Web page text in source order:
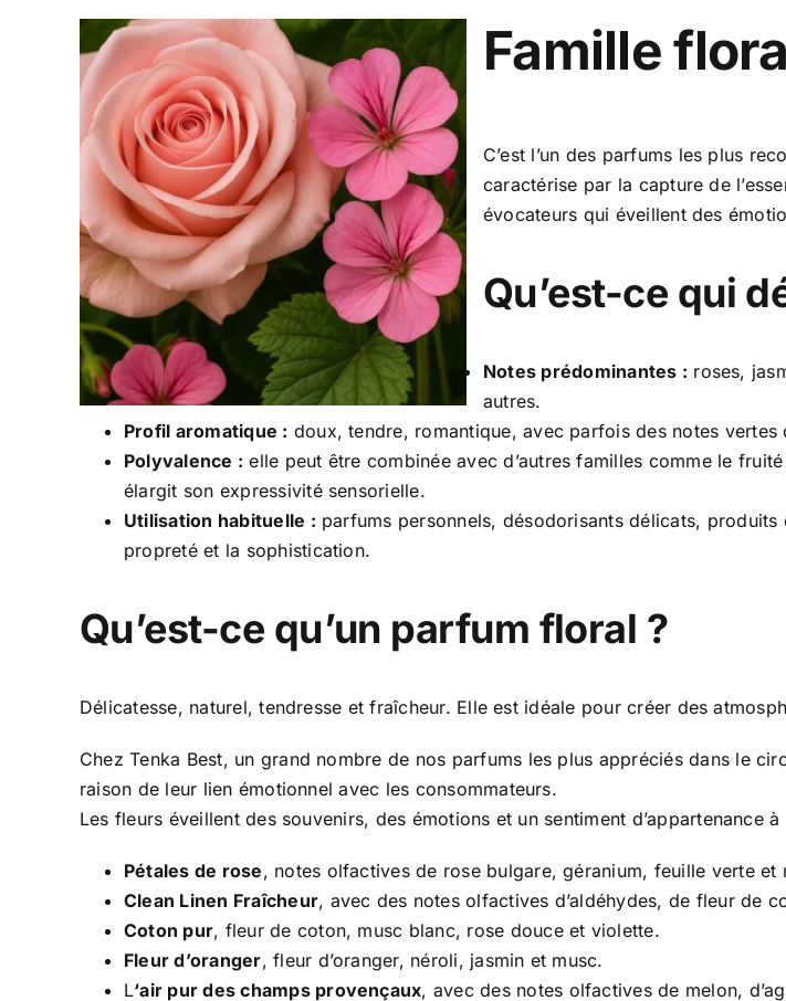
Famille
C’est l’un des parfums les plus
caractérise par la capture de
évocateurs qui éveillent des
Qu’est-ce qui
Notes prédominantes : roses,
autres.
Profil aromatique : doux, tendre, romantique, avec parfois des notes vertes
Polyvalence : elle peut être combinée avec d’autres familles comme le
élargit son expressivité sensorielle.
Utilisation habituelle : parfums personnels, désodorisants délicats,
propreté et la sophistication.
Qu’est-ce qu’un parfum floral ?
Délicatesse, naturel, tendresse et fraîcheur. Elle est idéale pour créer des
Chez Tenka Best, un grand nombre de nos parfums les plus appréciés dans le
raison de leur lien émotionnel avec les consommateurs.
Les fleurs éveillent des souvenirs, des émotions et un sentiment d’appartenance à
Pétales de rose, notes olfactives de rose bulgare, géranium, feuille verte et
Clean Linen Fraîcheur, avec des notes olfactives d’aldéhydes, de fleur de
Coton pur, fleur de coton, musc blanc, rose douce et violette.
Fleur d’oranger, fleur d’oranger, néroli, jasmin et musc.
L‘air pur des champs provençaux, avec des notes olfactives de melon,